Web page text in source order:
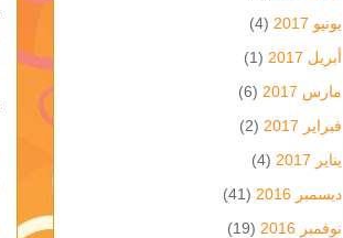
يونيو 2017
(4)
أبريل 2017
(1)
مارس 2017
(6)
فبراير 2017
(2)
يناير 2017
(4)
ديسمبر 2016
(41)
نوفمبر 2016
(19)